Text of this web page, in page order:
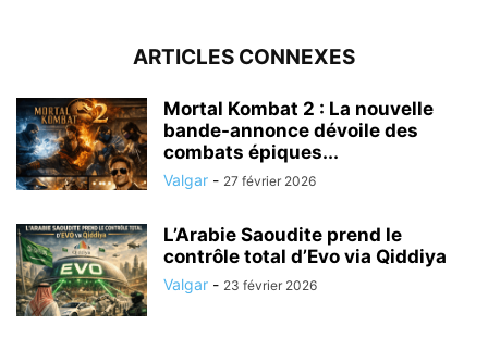
ARTICLES CONNEXES
Mortal Kombat 2 : La nouvelle
bande-annonce dévoile des
combats épiques...
Valgar - 27 février 2026
L’Arabie Saoudite prend le
contrôle total d’Evo via Qiddiya
Valgar - 23 février 2026